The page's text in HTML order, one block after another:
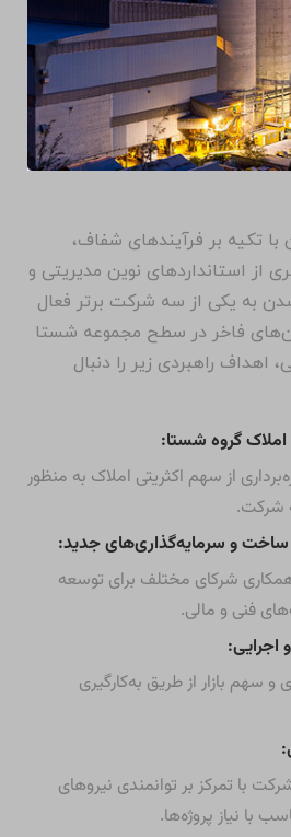
تکیه بر فرآیندهای شفاف،
از استانداردهای نوین مدیریتی و
به یکی از سه شرکت برتر فعال
فاخر در سطح مجموعه شستا
اهداف راهبردی زیر را دنبال
گروه شستا:
از سهم اکثریتی املاک به منظور
شرکت.
و سرمایه‌گذاری‌های جدید:
شرکای مختلف برای توسعه
فنی و مالی.
اجرایی:
سهم بازار از طریق به‌کارگیری
با تمرکز بر توانمندی نیروهای
با نیاز پروژه‌ها.